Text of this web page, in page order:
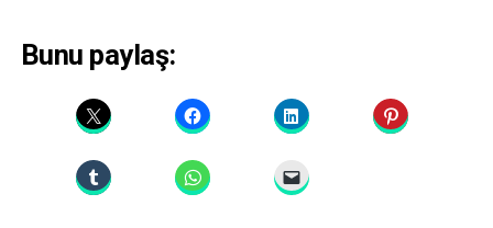
Bunu paylaş: